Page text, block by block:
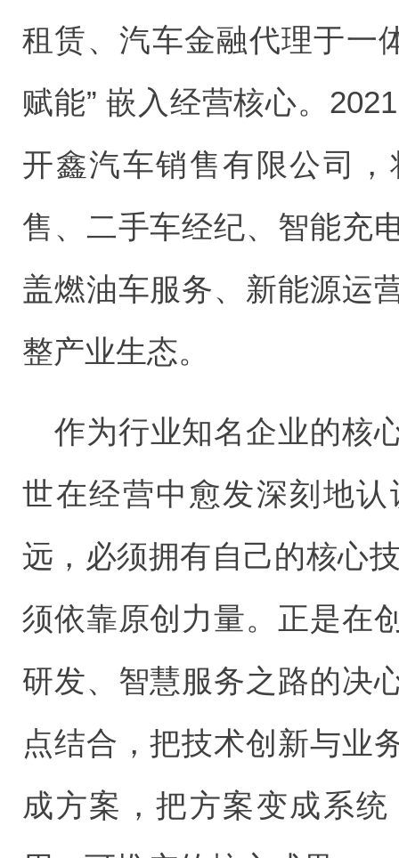
租赁、汽车金融代理于一
赋能” 嵌入经营核心。
开鑫汽车销售有限公司
售、二手车经纪、智能充
盖燃油车服务、新能源运
整产业生态。
作为行业知名企业的核
世在经营中愈发深刻地
远，必须拥有自己的核心
须依靠原创力量。正是在
研发、智慧服务之路的决
点结合，把技术创新与业
成方案，把方案变成系